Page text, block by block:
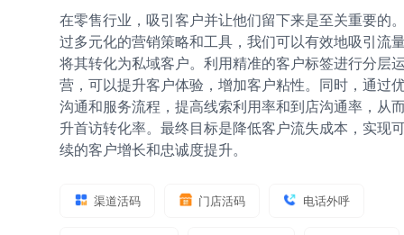
在零售行业，吸引客户并让他们留下来是至关重要的
过多元化的营销策略和工具，我们可以有效地吸引流
将其转化为私域客户。利用精准的客户标签进行分层
营，可以提升客户体验，增加客户粘性。同时，通过
沟通和服务流程，提高线索利用率和到店沟通率，从
升首访转化率。最终目标是降低客户流失成本，实现
续的客户增长和忠诚度提升。
渠道活码 门店活码 电话外呼